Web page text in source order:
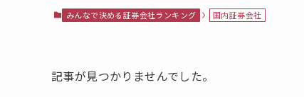
みんなで決める証券会社ランキング 国内証券会社
記事が見つかりませんでした。